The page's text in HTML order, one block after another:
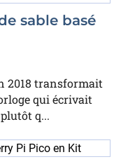
sable basé
2018 transformait
qui écrivait
q...